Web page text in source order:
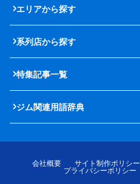
エリアから探す
系列店から探す
特集記事一覧
ジム関連用語辞典
会社概要 サイト制作ポリシー
プライバシーポリシー